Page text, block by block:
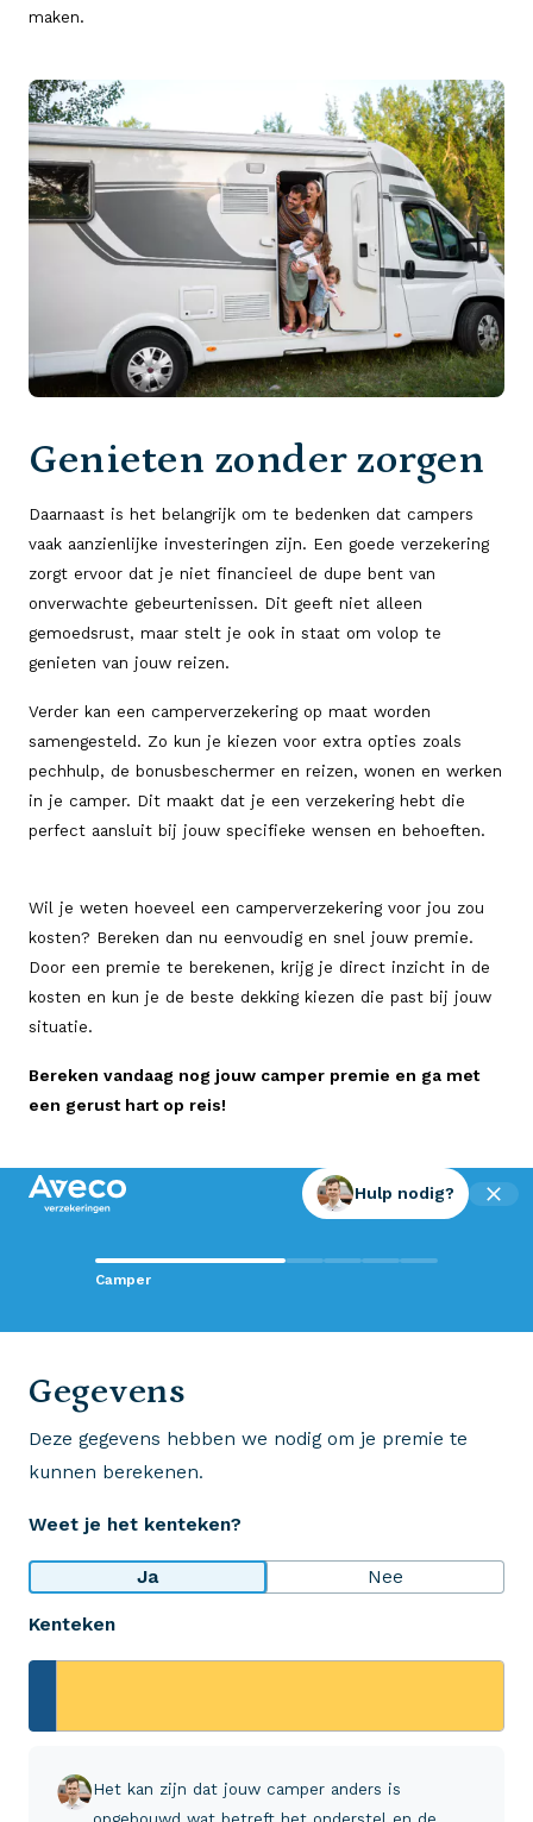
maken.
Genieten zonder zorgen
Daarnaast is het belangrijk om te bedenken dat campers
vaak aanzienlijke investeringen zijn. Een goede verzekering
zorgt ervoor dat je niet financieel de dupe bent van
onverwachte gebeurtenissen. Dit geeft niet alleen
gemoedsrust, maar stelt je ook in staat om volop te
genieten van jouw reizen.
Verder kan een camperverzekering op maat worden
samengesteld. Zo kun je kiezen voor extra opties zoals
pechhulp, de bonusbeschermer en reizen, wonen en werken
in je camper. Dit maakt dat je een verzekering hebt die
perfect aansluit bij jouw specifieke wensen en behoeften.
Wil je weten hoeveel een camperverzekering voor jou zou
kosten? Bereken dan nu eenvoudig en snel jouw premie.
Door een premie te berekenen, krijg je direct inzicht in de
kosten en kun je de beste dekking kiezen die past bij jouw
situatie.
Bereken vandaag nog jouw camper premie en ga met
een gerust hart op reis!
Camper
Hulp nodig?
Gegevens
Deze gegevens hebben we nodig om je premie te
kunnen berekenen.
Weet je het kenteken?
Ja Nee
Kenteken
Het kan zijn dat jouw camper anders is
Contact met Aveco?
Wij staan voor je klaar!
Wij krijgen een 8,5!
Op basis van ruim 3.000 reviews
Bekijk wat anderen over ons zeggen
+31 (0)523 - 20 80 30